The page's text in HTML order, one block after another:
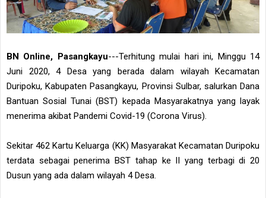
BN Online, Pasangkayu---Terhitung mulai hari ini, Minggu 14
Juni 2020, 4 Desa yang berada dalam wilayah Kecamatan
Duripoku, Kabupaten Pasangkayu, Provinsi Sulbar, salurkan Dana
Bantuan Sosial Tunai (BST) kepada Masyarakatnya yang layak
menerima akibat Pandemi Covid-19 (Corona Virus).
Sekitar 462 Kartu Keluarga (KK) Masyarakat Kecamatan Duripoku
terdata sebagai penerima BST tahap ke II yang terbagi di 20
Dusun yang ada dalam wilayah 4 Desa.